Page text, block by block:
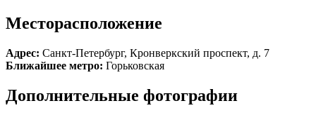
Месторасположение
Адрес: Санкт-Петербург, Кронверкский проспект, д. 7
Ближайшее метро: Горьковская
Дополнительные фотографии